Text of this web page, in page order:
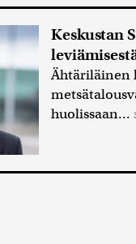
Keskustan
Ähtäriläinen
huolissaan...